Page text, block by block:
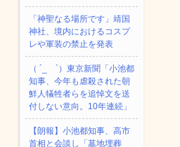
「神聖なる場所です」靖国
神社、境内におけるコスプ
レや軍装の禁止を発表
（ ´_ゝ`）東京新聞「小池都
知事、今年も虐殺された朝
鮮人犠牲者らを追悼文を送
付しない意向。10年連続」
【朗報】小池都知事、高市
首相と会談し「墓地埋葬